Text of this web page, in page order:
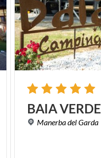
BAIAVERDE
ManerbadelGarda